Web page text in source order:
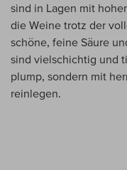
sind in Lagen mit
die Weine trotz der
schöne, feine Säure
sind vielschichtig und
plump, sondern mit
reinlegen.